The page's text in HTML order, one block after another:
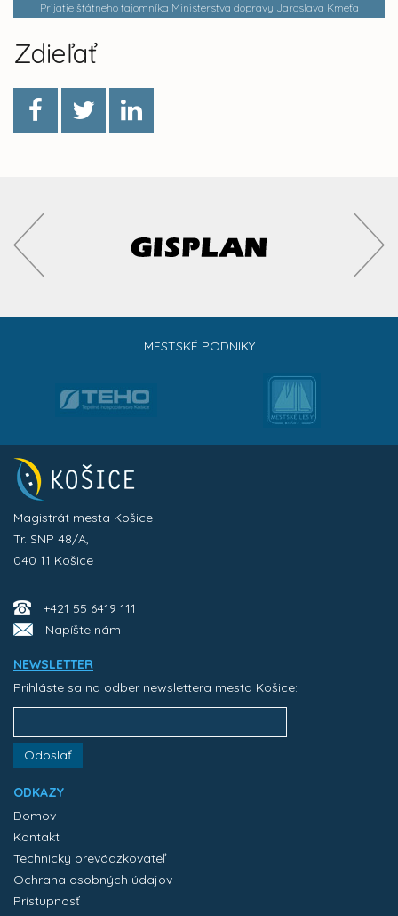
Prijatie štátneho tajomníka Ministerstva dopravy Jaroslava Kmeťa
Zdieľať
MESTSKÉ PODNIKY
Magistrát mesta Košice
Tr. SNP 48/A,
040 11 Košice
+421 55 6419 111
Napíšte nám
NEWSLETTER
Prihláste sa na odber newslettera mesta Košice:
Odoslať
ODKAZY
Domov
Kontakt
Technický prevádzkovateľ
Ochrana osobných údajov
Prístupnosť